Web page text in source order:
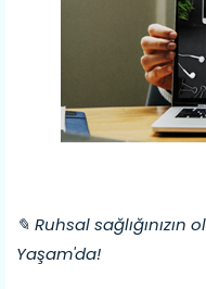
✎ Ruhsal sağlığınızın
Yaşam'da!